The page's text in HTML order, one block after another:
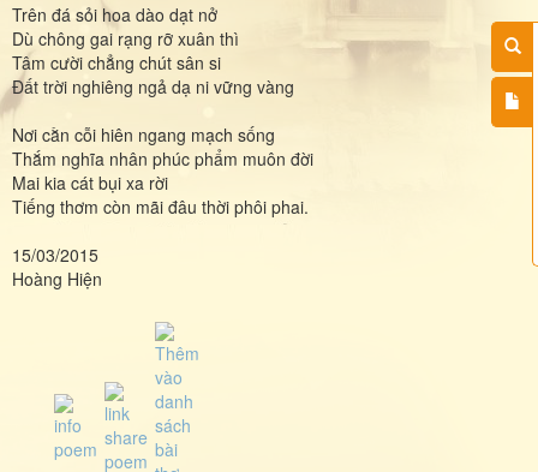
Trên đá sỏi hoa dào dạt nở
Dù chông gai rạng rỡ xuân thì
Tâm cười chẳng chút sân si
Đất trời nghiêng ngả dạ ni vững vàng
Nơi cằn cỗi hiên ngang mạch sống
Thắm nghĩa nhân phúc phẩm muôn đời
Mai kia cát bụi xa rời
Tiếng thơm còn mãi đâu thời phôi phai.
15/03/2015
Hoàng Hiện